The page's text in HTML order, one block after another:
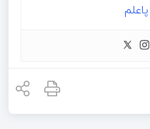
پاعلم